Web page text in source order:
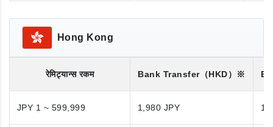
Hong Kong
रेमिट्यान्स रकम Bank Transfer（HKD）※
JPY 1 ~ 599,999 1,980 JPY